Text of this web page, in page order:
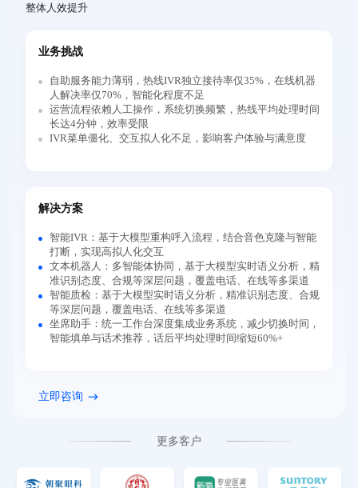
整体人效提升
业务挑战
自助服务能力薄弱，热线IVR独立接待率仅35%，在线机器
人解决率仅70%，智能化程度不足
运营流程依赖人工操作，系统切换频繁，热线平均处理时间
长达4分钟，效率受限
IVR菜单僵化、交互拟人化不足，影响客户体验与满意度
解决方案
智能IVR：基于大模型重构呼入流程，结合音色克隆与智能
打断，实现高拟人化交互
文本机器人：多智能体协同，基于大模型实时语义分析，精
准识别态度、合规等深层问题，覆盖电话、在线等多渠道
智能质检：基于大模型实时语义分析，精准识别态度、合规
等深层问题，覆盖电话、在线等多渠道
坐席助手：统一工作台深度集成业务系统，减少切换时间，
智能填单与话术推荐，话后平均处理时间缩短60%+
立即咨询
更多客户